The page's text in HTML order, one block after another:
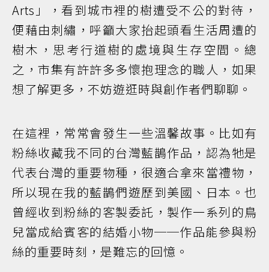
Arts」，看到城市裡的樹遭受不公的對待，
便藉由刺繡，呼籲大家抬起頭看生活周遭的
樹木，思考行道樹的處境與生存空間。總
之，市集有許許多多懷抱理念的職人，如果
想了解更多，不妨遊逛時與創作者們聊聊。
在這裡，常常會發生一些溫馨故事。比如有
粉絲收藏我不同的台灣藍鵲作品，認為牠是
代表台灣的重要物種，很適合拿來當禮物，
所以現在我的藍鵲們遊歷到美國、日本。也
曾經收到粉絲的客製委託，製作一系列的鳥
兒當成給賓客的結婚小物──作品能參與粉
絲的重要時刻，是難忘的回憶。